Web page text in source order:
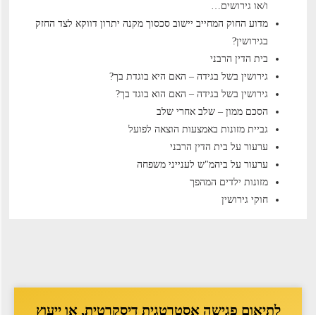
ו/או גירושים…
מדוע החוק המחייב יישוב סכסוך מקנה יתרון דווקא לצד החזק
בגירושין?
בית הדין הרבני
גירושין בשל בגידה – האם היא בוגדת בך?
גירושין בשל בגידה – האם הוא בוגד בך?
הסכם ממון – שלב אחרי שלב
גביית מזונות באמצעות הוצאה לפועל
ערעור על בית הדין הרבני
ערעור על ביהמ"ש לענייני משפחה
מזונות ילדים המהפך
חוקי גירושין
לתיאום פגישה אסטרטגית דיסקרטית, או ייעוץ